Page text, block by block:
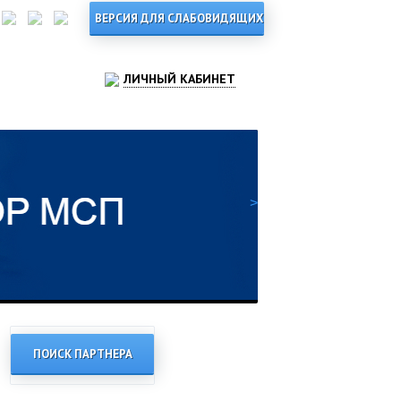
ЛИЧНЫЙ КАБИНЕТ
>
ПОИСК ПАРТНЕРА